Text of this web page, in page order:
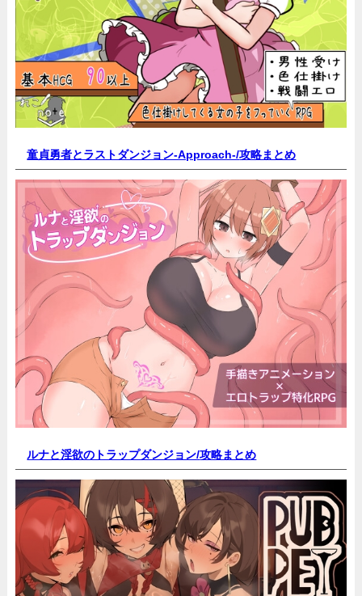
童貞勇者とラストダンジョン-Approach-/攻略まとめ
ルナと淫欲のトラップダンジョン/攻略まとめ